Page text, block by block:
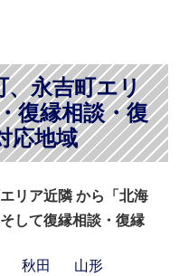
、永吉町エリ
復縁相談・復
応地域
リア近隣 から「北海
して復縁相談・復縁
秋田
山形